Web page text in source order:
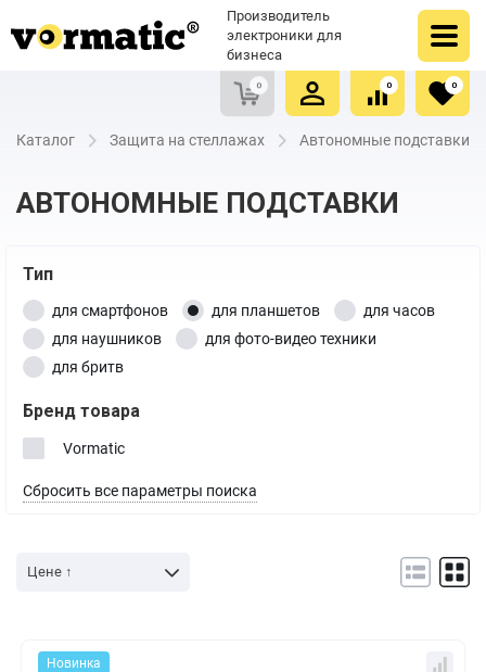
Производитель
электроники для
бизнеса
0
Очистить список сравнения
0
Очистить избранное
0
Каталог Защита на стеллажах Автономные подставки
АВТОНОМНЫЕ ПОДСТАВКИ
Тип
для смартфонов для планшетов
для часов
для наушников
для фото-видео техники
для бритв
Бренд товара
Vormatic
Сбросить все параметры поиска
Цене ↑
Новинка